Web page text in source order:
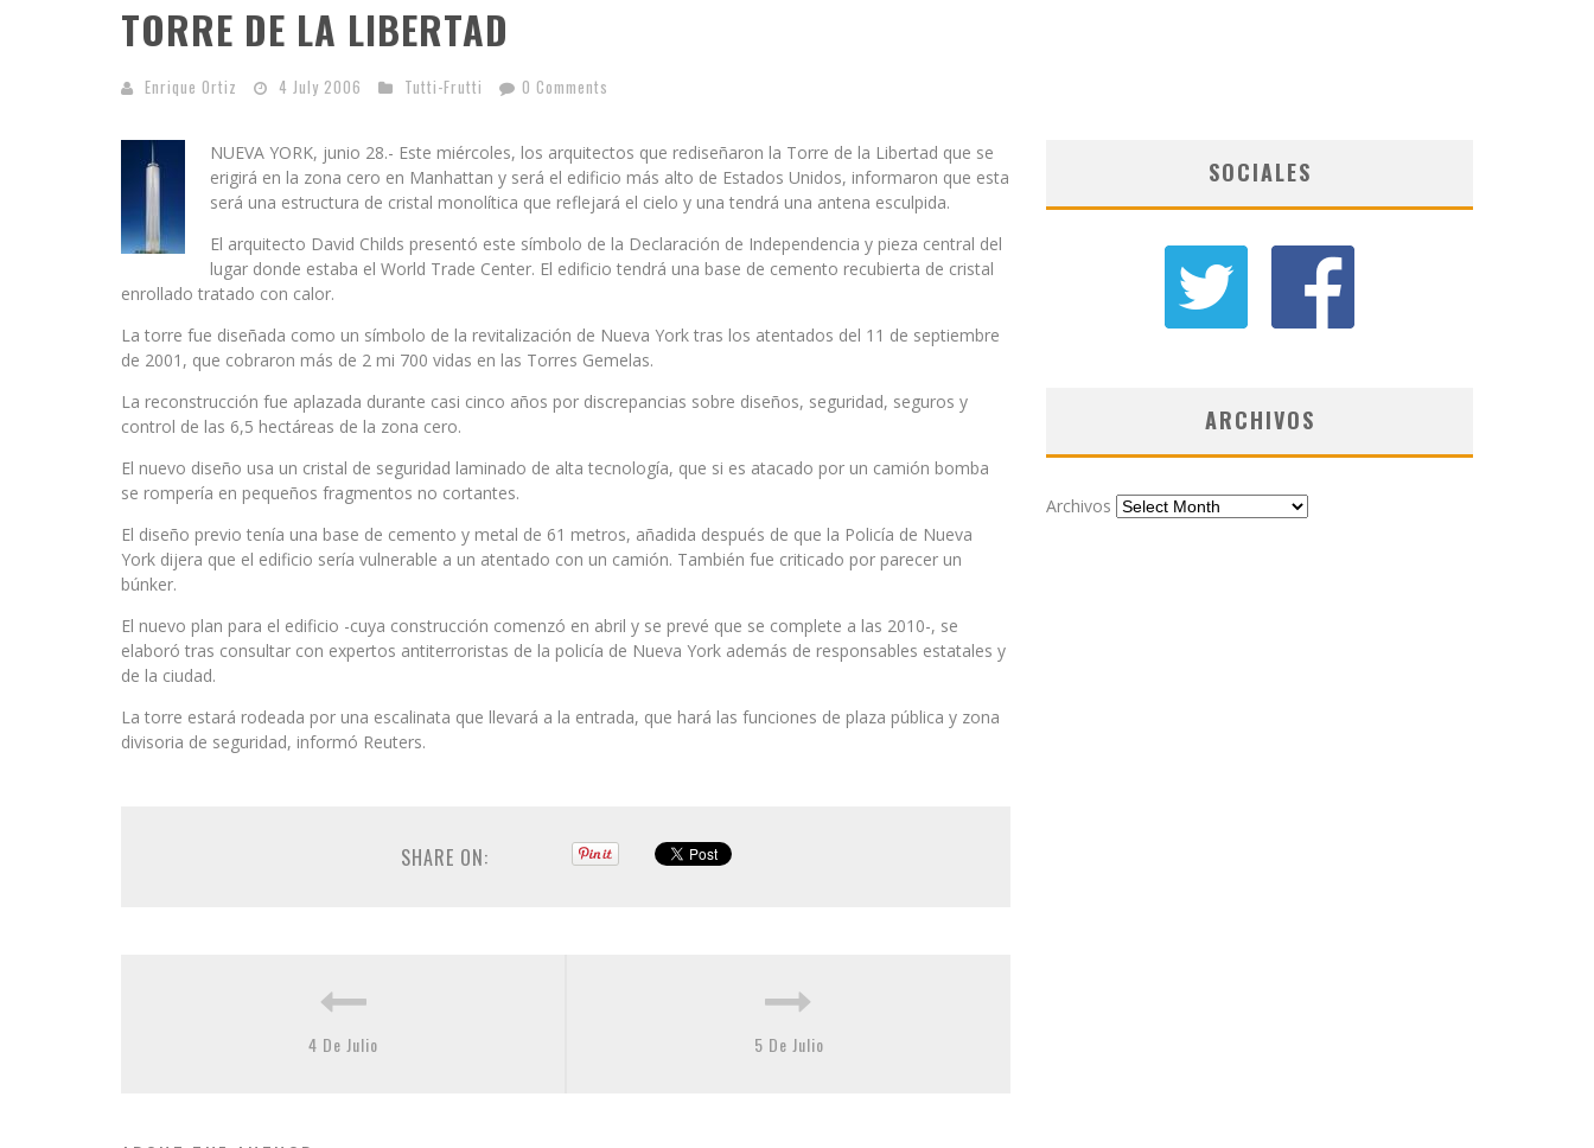
TORRE DE LA LIBERTAD
Enrique Ortiz 4 July 2006 Tutti-Frutti 0 Comments
NUEVA YORK, junio 28.- Este miércoles, los arquitectos que rediseñaron la Torre de la Libertad que se
erigirá en la zona cero en Manhattan y será el edificio más alto de Estados Unidos, informaron que esta
será una estructura de cristal monolítica que reflejará el cielo y una tendrá una antena esculpida.
El arquitecto David Childs presentó este símbolo de la Declaración de Independencia y pieza central del
lugar donde estaba el World Trade Center. El edificio tendrá una base de cemento recubierta de cristal
enrollado tratado con calor.
La torre fue diseñada como un símbolo de la revitalización de Nueva York tras los atentados del 11 de septiembre
de 2001, que cobraron más de 2 mi 700 vidas en las Torres Gemelas.
La reconstrucción fue aplazada durante casi cinco años por discrepancias sobre diseños, seguridad, seguros y
control de las 6,5 hectáreas de la zona cero.
El nuevo diseño usa un cristal de seguridad laminado de alta tecnología, que si es atacado por un camión bomba
se rompería en pequeños fragmentos no cortantes.
El diseño previo tenía una base de cemento y metal de 61 metros, añadida después de que la Policía de Nueva
York dijera que el edificio sería vulnerable a un atentado con un camión. También fue criticado por parecer un
búnker.
El nuevo plan para el edificio -cuya construcción comenzó en abril y se prevé que se complete a las 2010-, se
elaboró tras consultar con expertos antiterroristas de la policía de Nueva York además de responsables estatales y
de la ciudad.
La torre estará rodeada por una escalinata que llevará a la entrada, que hará las funciones de plaza pública y zona
divisoria de seguridad, informó Reuters.
SHARE ON:
4 De Julio 5 De Julio
SOCIALES
ARCHIVOS
Archivos